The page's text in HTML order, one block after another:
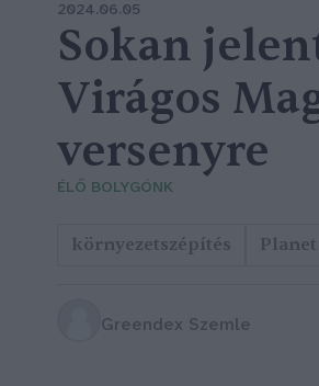
2024.06.05
Sokan
Virágos
versenyre
ÉLŐ BOLYGÓNK
környezetszépítés
Greendex Szemle